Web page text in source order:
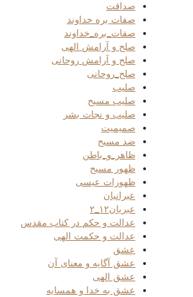
صداقت
صفات بره خداوند
صفات_بره_خداوند
صلح و آرامش الهی
صلح و آرامش روحانی
صلح_روحانی
صلیب
صلیب مسیح
صلیب و نجات بشر
صمیمیت
ضد مسیح
ظاهر_و_باطن
ظهور مسیح
ظهورات عیسی
عبرانیان
عبریان۱۲_۲
عدالت و حکم در کتاب مقدس
عدالت و حکمت الهی
عشق
عشق آگاپه و معنای آن
عشق الهی
عشق به خدا و همسایه